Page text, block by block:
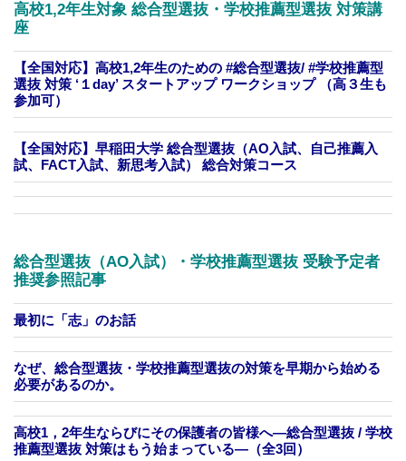
高校1,2年生対象 総合型選抜・学校推薦型選抜 対策講
座
【全国対応】高校1,2年生のための #総合型選抜/ #学校推薦型
選抜 対策 ‘１day’ スタートアップ ワークショップ （高３生も
参加可）
【全国対応】早稲田大学 総合型選抜（AO入試、自己推薦入
試、FACT入試、新思考入試） 総合対策コース
総合型選抜（AO入試）・学校推薦型選抜 受験予定者
推奨参照記事
最初に「志」のお話
なぜ、総合型選抜・学校推薦型選抜の対策を早期から始める
必要があるのか。
高校1，2年生ならびにその保護者の皆様へ―総合型選抜 / 学校
推薦型選抜 対策はもう始まっている―（全3回）